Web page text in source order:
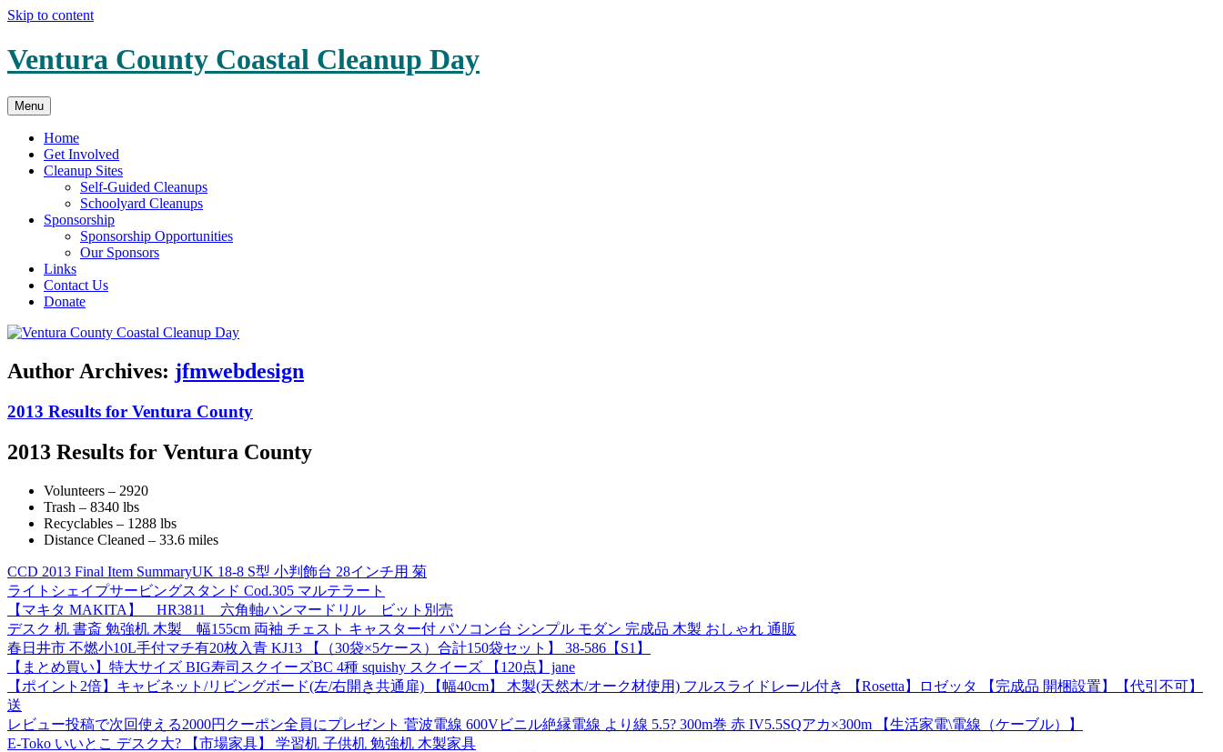
Skip to content
Ventura County Coastal Cleanup Day
Menu
Home
Get Involved
Cleanup Sites
Self-Guided Cleanups
Schoolyard Cleanups
Sponsorship
Sponsorship Opportunities
Our Sponsors
Links
Contact Us
Donate
Author Archives: jfmwebdesign
2013 Results for Ventura County
2013 Results for Ventura County
Volunteers – 2920
Trash – 8340 lbs
Recyclables – 1288 lbs
Distance Cleaned – 33.6 miles
CCD 2013 Final Item SummaryUK 18-8 S型 小判飾台 28インチ用 菊
ライトシェイプサービングスタンド Cod.305 マルテラート
【マキタ MAKITA】 HR3811 六角軸ハンマードリル ビット別売
デスク 机 書斎 勉強机 木製 幅155cm 両袖 チェスト キャスター付 パソコン台 シンプル モダン 完成品 木製 おしゃれ 通販
春日井市 不燃小10L手付マチ有20枚入青 KJ13 【（30袋×5ケース）合計150袋セット】 38-586【S1】
【まとめ買い】特大サイズ BIG寿司スクイーズBC 4種 squishy スクイーズ 【120点】jane
【ポイント2倍】キャビネット/リビングボード(左/右開き共通扉) 【幅40cm】 木製(天然木/オーク材使用) フルスライドレール付き 【Rosetta】ロゼッタ 【完成品 開梱設置】【代引不可】
送
レビュー投稿で次回使える2000円クーポン全員にプレゼント 菅波電線 600Vビニル絶縁電線 より線 5.5? 300m巻 赤 IV5.5SQアカ×300m 【生活家電\電線（ケーブル）】
E-Toko いいとこ デスク大? 【市場家具】 学習机 子供机 勉強机 木製家具